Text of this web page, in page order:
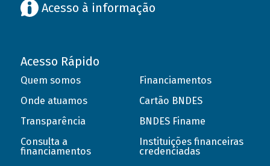
Acesso à informação
Acesso Rápido
Quem somos
Onde atuamos
Transparência
Consulta a
financiamentos
Financiamentos
Cartão BNDES
BNDES Finame
Instituições financeiras
credenciadas